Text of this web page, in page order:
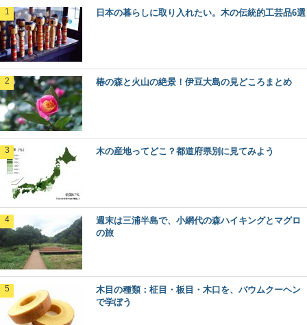
なく、地域を代表するいくつかの樹種がセットで地...
で観光してみる
首都圏に近い避暑地や別荘地として、あまりにも有名
木目の種類：柾目・板目・木口を、バウムク
ーヘンで学ぼう
「あさひねこ」の木曽五木って何？その特徴
日本の暮らしに取り入れたい。木の伝統的工芸品6選
椿の森と火山の絶景！伊豆大島の見どころまとめ
木の産地ってどこ？都道府県別に見てみよう
週末は三浦半島で、小網代の森ハイキングとマグロ
の旅
木目の種類：柾目・板目・木口を、バウムクーヘン
で学ぼう